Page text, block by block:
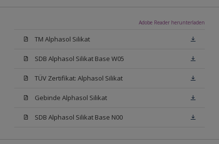
Adobe Reader herunterladen
TM Alphasol Silikat
SDB Alphasol Silikat Base W05
TÜV Zertifikat: Alphasol Silikat
Gebinde Alphasol Silikat
SDB Alphasol Silikat Base N00